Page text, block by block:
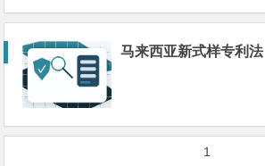
马来西亚新式样专利法
1